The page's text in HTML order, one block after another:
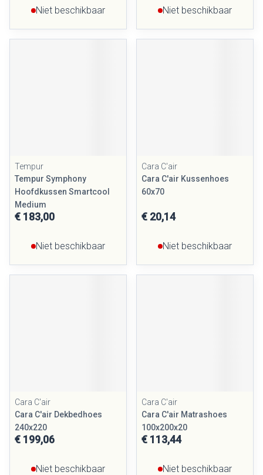
Niet beschikbaar Niet beschikbaar
Tempur
Tempur Symphony
Hoofdkussen Smartcool
Medium
€ 183,00
Niet beschikbaar
Cara C'air
Cara C'air Kussenhoes
60x70
€ 20,14
Niet beschikbaar
Cara C'air
Cara C'air Dekbedhoes
240x220
€ 199,06
Niet beschikbaar
Cara C'air
Cara C'air Matrashoes
100x200x20
€ 113,44
Niet beschikbaar